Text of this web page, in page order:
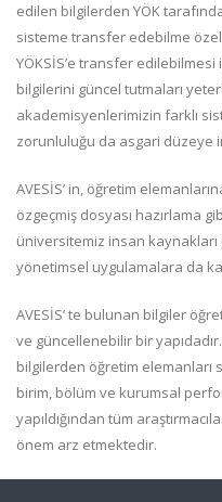
edilen bilgilerden YÖK
sisteme transfer edebilme
YÖKSİS’e transfer
bilgilerini güncel tutmaları
akademisyenlerimizin farklı
zorunluluğu da asgari düzeye
AVESİS’ in, öğretim
özgeçmiş dosyası hazırlama
üniversitemiz insan kaynakları
yönetimsel uygulamalara da
AVESİS’ te bulunan bilgiler
ve güncellenebilir bir
bilgilerden öğretim elemanları
birim, bölüm ve kurumsal
yapıldığından tüm
önem arz etmektedir.